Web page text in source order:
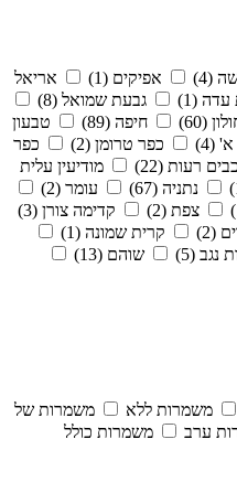
(4) אפיקים (1)
אריאל
(1)
גבעת שמואל (8)
(60) חיפה (89)
טבעון
(4) כפר טרומן (2)
כפר
רעות (22)
מודיעין עלית
נתניה (67)
עומר (2)
צפת (2)
קדימה צורן (3)
(2)
קרית שמונה (1)
נגב (5)
שוהם (13)
משמרות ללא
משמרות של
ערב משמרות כולל